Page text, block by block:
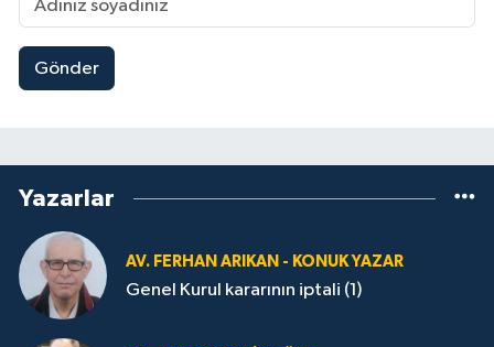
Gönder
Yazarlar
AV. FERHAN ARIKAN - KONUK YAZAR
Genel Kurul kararının iptali (1)